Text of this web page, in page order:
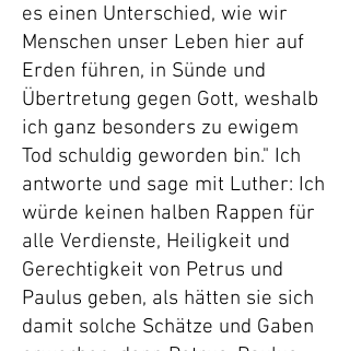
es einen Unterschied, wie wir
Menschen unser Leben hier auf
Erden führen, in Sünde und
Übertretung gegen Gott, weshalb
ich ganz besonders zu ewigem
Tod schuldig geworden bin." Ich
antworte und sage mit Luther: Ich
würde keinen halben Rappen für
alle Verdienste, Heiligkeit und
Gerechtigkeit von Petrus und
Paulus geben, als hätten sie sich
damit solche Schätze und Gaben